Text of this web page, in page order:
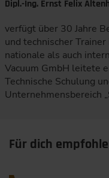
Dipl.-Ing. Ernst Felix
verfügt über 30 Jahre
und technischer
nationale als auch
Vacuum GmbH leitete
Technische Schulung
Unternehmensbereich
Für dich